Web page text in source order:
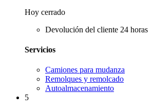
Hoy cerrado
Devolución del cliente 24 horas
Servicios
Camiones para mudanza
Remolques y remolcado
Autoalmacenamiento
5